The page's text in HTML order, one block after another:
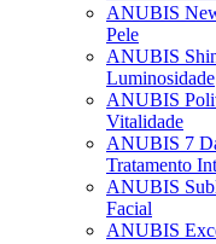
ANUBIS
Pele
ANUBIS
Luminosidade
ANUBIS
Vitalidade
ANUBIS 7
Tratamento
ANUBIS
Facial
ANUBIS